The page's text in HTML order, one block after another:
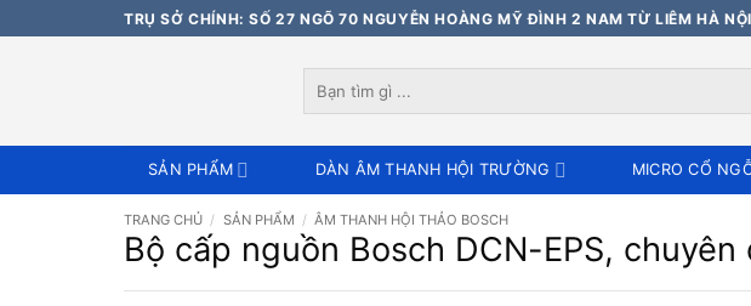
qua
TRỤ SỞ CHÍNH: SỐ 27 NGÕ 70 NGUYỄN HOÀNG MỸ ĐÌNH 2 NAM TỪ LIÊM HÀ NỘI
kiếm:
SẢN PHẨM DÀN ÂM THANH HỘI TRƯỜNG MICRO CỔ
TRANG CHỦ / SẢN PHẨM / ÂM THANH HỘI THẢO BOSCH
Bộ cấp nguồn Bosch DCN-EPS,